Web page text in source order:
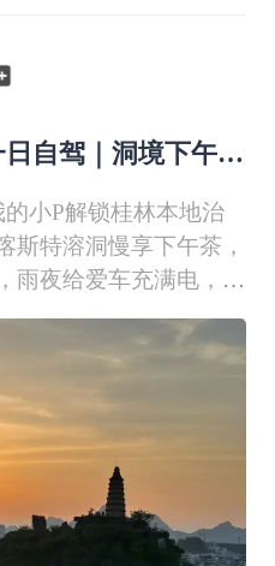
自驾｜洞境下午茶
小P解锁桂林本地治
斯特溶洞慢享下午茶，
雨夜给爱车充满电，转
山水与美食双向治愈，
来桂林的朋友。第一站
境」，天然喀斯特溶洞
岩壁钟乳石浑然天成，